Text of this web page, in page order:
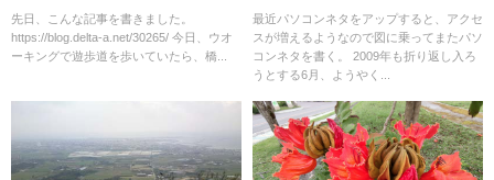
先日、こんな記事を書きました。
https://blog.delta-a.net/30265/ 今日、ウオ
ーキングで遊歩道を歩いていたら、橋...
最近パソコンネタをアップすると、アクセ
スが増えるようなので図に乗ってまたパソ
コンネタを書く。 2009年も折り返し入ろ
うとする6月、ようやく...